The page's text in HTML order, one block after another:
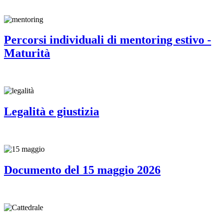
Percorsi individuali di mentoring estivo -
Maturità
Legalità e giustizia
Documento del 15 maggio 2026